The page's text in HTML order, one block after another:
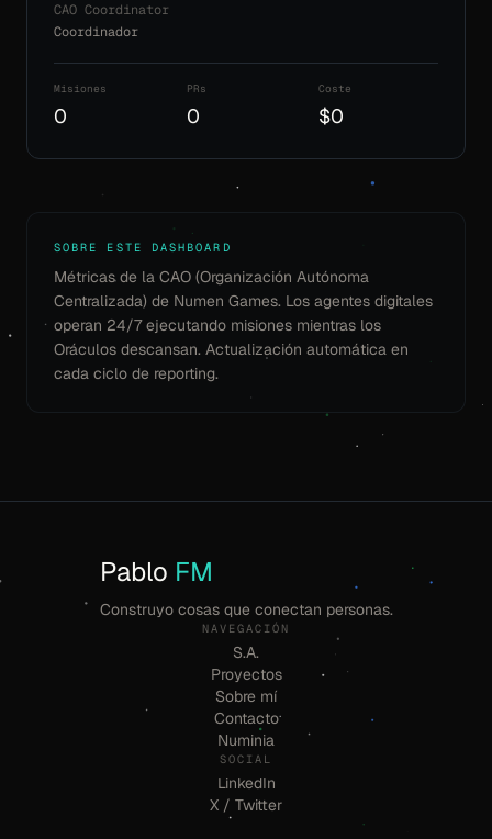
CAO Coordinator
Coordinador
Misiones
0
PRs
0
Coste
$0
SOBRE ESTE DASHBOARD
Métricas de la CAO (Organización Autónoma
Centralizada) de Numen Games. Los agentes digitales
operan 24/7 ejecutando misiones mientras los
Oráculos descansan. Actualización automática en
cada ciclo de reporting.
Pablo FM
Construyo cosas que conectan personas.
NAVEGACIÓN
S.A.
Proyectos
Sobre mí
Contacto
Numinia
SOCIAL
LinkedIn
X / Twitter